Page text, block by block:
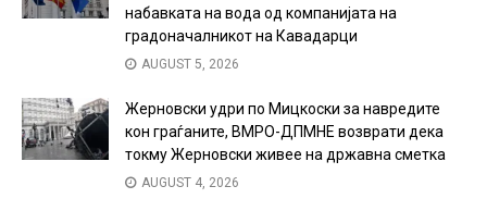
набавката на вода од компанијата на
градоначалникот на Кавадарци
AUGUST 5, 2026
Жерновски удри по Мицкоски за навредите
кон граѓаните, ВМРО-ДПМНЕ возврати дека
токму Жерновски живее на државна сметка
AUGUST 4, 2026